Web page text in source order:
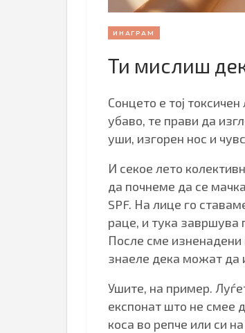
ИНАГРАМ
Ти мислиш
Сонцето е тој
убаво, те прави да
уши, изгорен нос и
И секое лето
да почнеме да се
SPF. На лице го
раце, и тука завршува
После сме
знаеле дека можат да
Ушите, на пример.
експонат што не смее
коса во репче или си